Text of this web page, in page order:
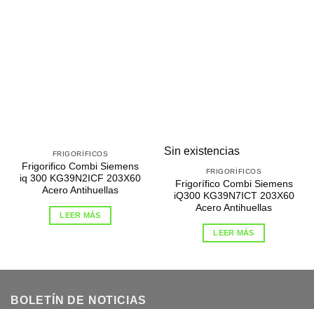
FRIGORÍFICOS
Frigorifico Combi Siemens
iq 300 KG39N2ICF 203X60
Acero Antihuellas
LEER MÁS
Sin existencias
FRIGORÍFICOS
Frigorífico Combi Siemens
iQ300 KG39N7ICT 203X60
Acero Antihuellas
LEER MÁS
BOLETÍN DE NOTICIAS